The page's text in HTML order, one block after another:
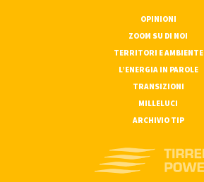
OPINIONI
ZOOM SU DI NOI
TERRITORI E AMBIENTE
L’ENERGIA IN PAROLE
TRANSIZIONI
MILLELUCI
ARCHIVIO TIP